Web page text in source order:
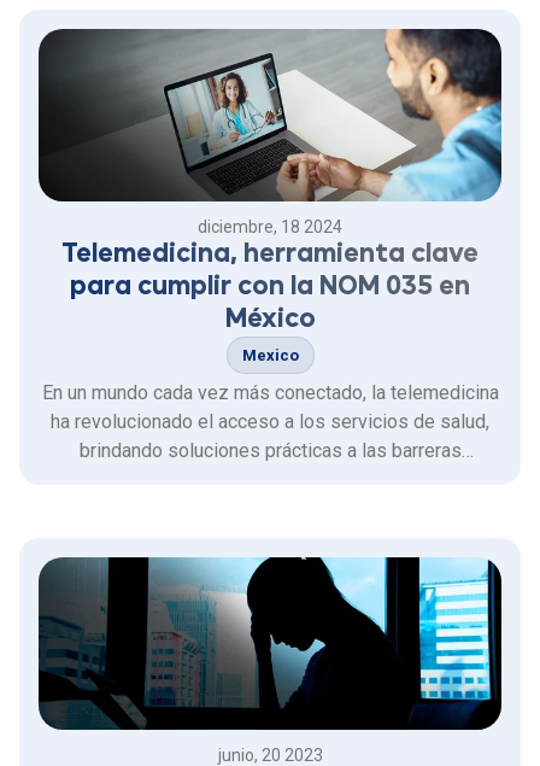
diciembre, 18 2024
Telemedicina, herramienta clave
para cumplir con la NOM 035 en
México
Mexico
En un mundo cada vez más conectado, la telemedicina
ha revolucionado el acceso a los servicios de salud,
brindando soluciones prácticas a las barreras
junio, 20 2023